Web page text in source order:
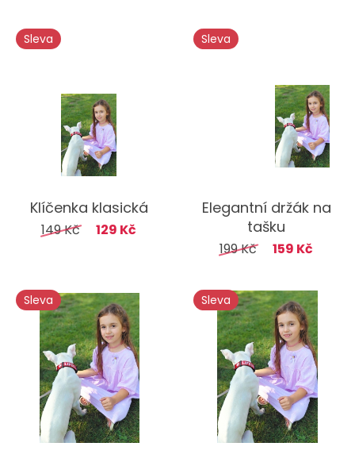
Sleva
Klíčenka klasická
149 Kč 129 Kč
Sleva
Elegantní držák na
tašku
199 Kč 159 Kč
Sleva Sleva